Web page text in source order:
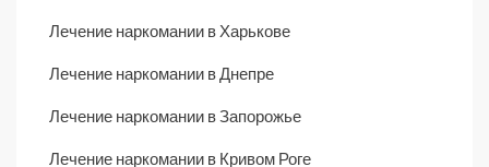
Лечение наркомании в Харькове
Лечение наркомании в Днепре
Лечение наркомании в Запорожье
Лечение наркомании в Кривом Роге